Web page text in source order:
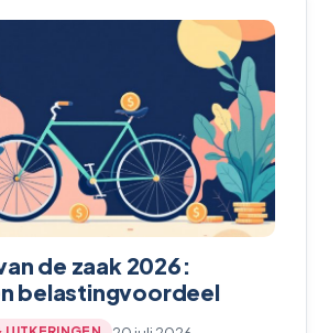
de zaak 2026:
belastingvoordeel